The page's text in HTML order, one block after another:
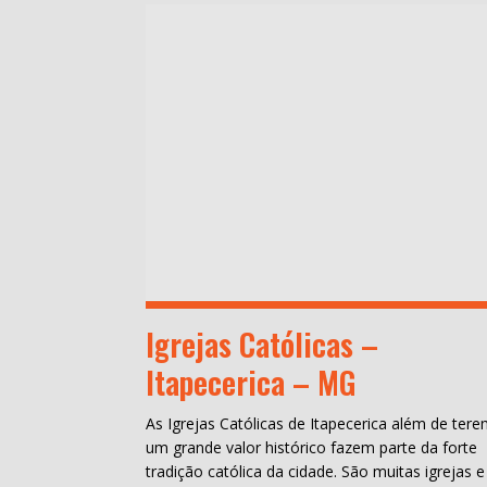
Igrejas Católicas –
Itapecerica – MG
As Igrejas Católicas de Itapecerica além de
um grande valor histórico fazem parte da forte
tradição católica da cidade. São muitas igrejas e